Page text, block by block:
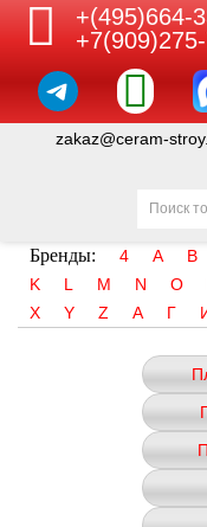
+(495)664-
zakaz@ceram-
Бренды: 4 A B
K
L M N O
X
Y Z А Г